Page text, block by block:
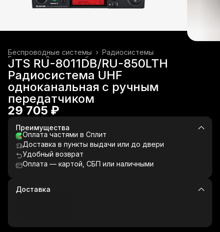
Радиосистемы
Беспроводные системы ›
Звуковое оборудование ›
Главная ›
JTS RU-8011DB/RU-850LTH
Радиосистема UHF
одноканальная с ручным
передатчиком
29 705 ₽
Преимущества
Оплата частями в Сплит
Доставка в пункты выдачи или до двери
Удобный возврат
Оплата — картой, СБП или наличными
Доставка